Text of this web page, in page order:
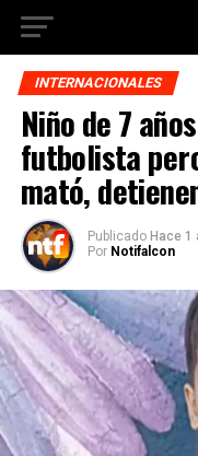
INTERNACIONALES
Niño de 7
futbolista
mató,
Publicado Hace 1
Por Notifalcon